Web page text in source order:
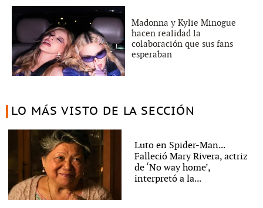
Madonna y Kylie Minogue
hacen realidad la
colaboración que sus fans
esperaban
LO MÁS VISTO DE LA SECCIÓN
Luto en Spider-Man...
Falleció Mary Rivera, actriz
de ‘No way home’,
interpretó a la...